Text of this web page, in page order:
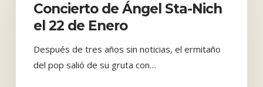
Concierto de Ángel Sta-Nich
el 22 de Enero
Después de tres años sin noticias, el ermitaño
del pop salió de su gruta con…